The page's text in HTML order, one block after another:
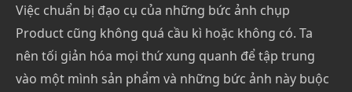
Việc chuẩn bị đạo cụ của những bức ảnh chụp
Product cũng không quá cầu kì hoặc không có. Ta
nên tối giản hóa mọi thứ xung quanh để tập trung
vào một mình sản phẩm và những bức ảnh này buộc